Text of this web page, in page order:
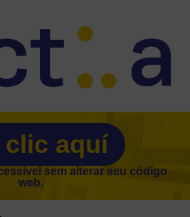
clic aquí
sem alterar seu código
web.